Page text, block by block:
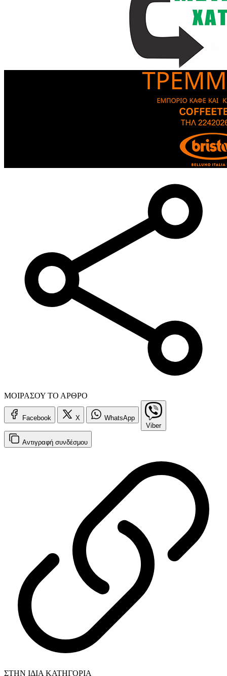
ΜΟΙΡΑΣΟΥ ΤΟ ΑΡΘΡΟ
Facebook X
WhatsApp
Viber
Αντιγραφή συνδέσμου
ΣΤΗΝ ΙΔΙΑ ΚΑΤΗΓΟΡΙΑ